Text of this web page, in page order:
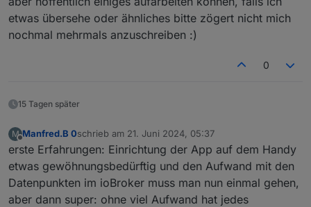
Cloud genutzt wird.
Als nächstes Update kommt auch noch eine
Roadmap hinzu was dann eigentlich nur noch 4
Status Fenster
Status Türen
ausgewählt und nun wird gerade 239 Grad
geladen.
Hier einige Bilder
Nun ist noch zu sagen...Viel Spaß mit dieser APP.
etwas übersehe oder ähnliches bitte zögert nicht mich
nochmal mehrmals anzuschreiben :)
0
15 Tagen später
M
Offline
Manfred.B 0schrieb am 21. Juni 2024, 05:37
zuletzt editiert von
erste Erfahrungen: Einrichtung der App auf dem Handy
etwas gewöhnungsbedürftig und den Aufwand mit den
Datenpunkten im ioBroker muss man nun einmal gehen,
aber dann super: ohne viel Aufwand hat jedes